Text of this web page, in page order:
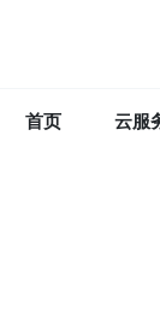
首页 云服